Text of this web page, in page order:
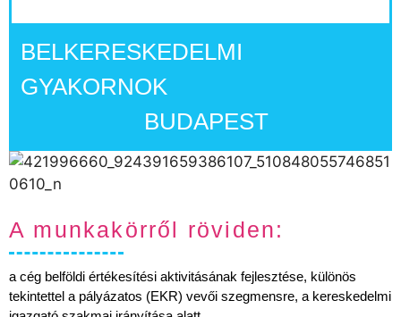
BELKERESKEDELMI
GYAKORNOK
BUDAPEST
A munkakörről röviden:
a cég belföldi értékesítési aktivitásának fejlesztése, különös
tekintettel a pályázatos (EKR) vevői szegmensre, a kereskedelmi